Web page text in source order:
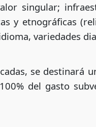
singular;
y etnográficas
variedades
se destinará
del gasto